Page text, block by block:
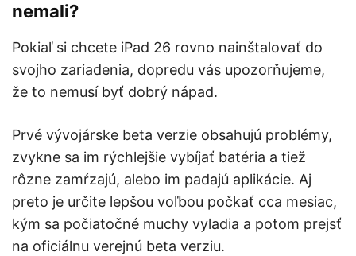
nemali?
Pokiaľ si chcete iPad 26 rovno nainštalovať do
svojho zariadenia, dopredu vás upozorňujeme,
že to nemusí byť dobrý nápad.
Prvé vývojárske beta verzie obsahujú problémy,
zvykne sa im rýchlejšie vybíjať batéria a tiež
rôzne zamŕzajú, alebo im padajú aplikácie. Aj
preto je určite lepšou voľbou počkať cca mesiac,
kým sa počiatočné muchy vyladia a potom prejsť
na oficiálnu verejnú beta verziu.